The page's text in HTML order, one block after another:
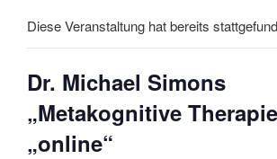
Diese Veranstaltung hat bereits
Dr. Michael Simons
„Metakognitive
„online“